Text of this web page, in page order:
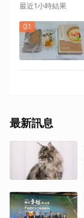
最近1小時結果
01
最新訊息